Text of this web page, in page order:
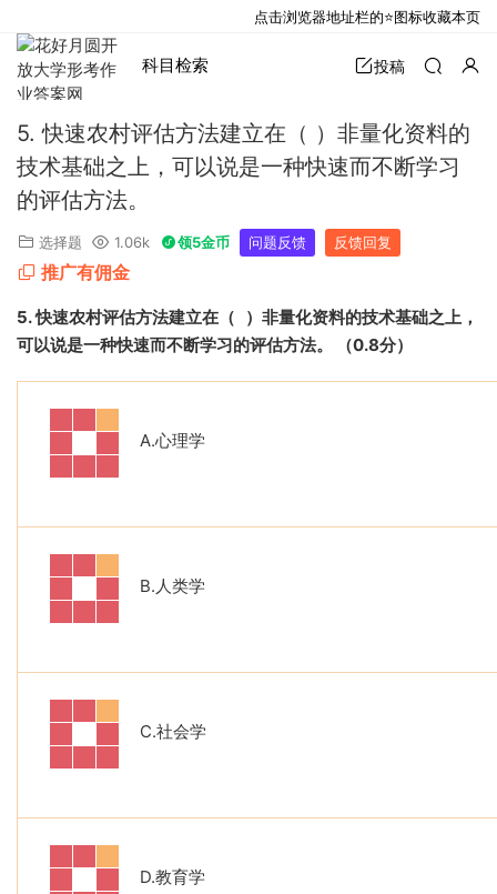
科目检索 投稿
5. 快速农村评估方法建立在（ ）非量化资料的
技术基础之上，可以说是一种快速而不断学习
的评估方法。
选择题 1.06k 领5金币 问题反馈 反馈回复
推广有佣金
5.快速农村评估方法建立在（
）非量化资料的技术基础之上，
可以说是一种快速而不断学习的评估方法。
（0.8分）
A.心理学
B.人类学
C.社会学
D.教育学
点击浏览器地址栏的⭐图标收藏本页